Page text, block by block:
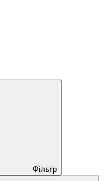
Фільтр